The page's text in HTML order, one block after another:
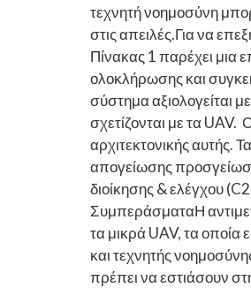
τεχνητή νοημοσύνη
στις απειλές.Για να
Πίνακας 1 παρέχει μια
ολοκλήρωσης και
σύστημα αξιολογείται
σχετίζονται με τα
αρχιτεκτονικής αυτής.
απογείωσης
διοίκησης & ελέγχου
ΣυμπεράσματαΗ
τα μικρά UAV, τα οποία
και τεχνητής
πρέπει να εστιάσουν